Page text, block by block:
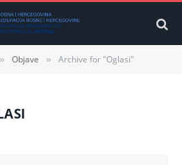
» Objave » Archive for "Oglasi"